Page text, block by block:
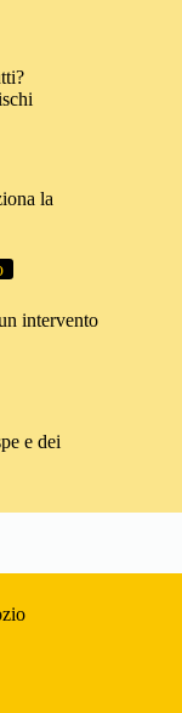
la
intervento
e dei